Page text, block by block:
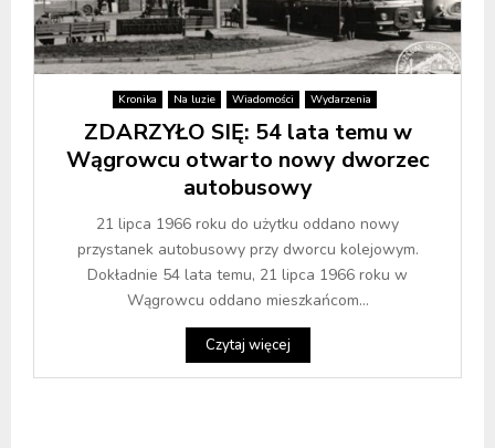
Kronika Na luzie Wiadomości Wydarzenia
ZDARZYŁO SIĘ: 54 lata temu w
Wągrowcu otwarto nowy dworzec
autobusowy
21 lipca 1966 roku do użytku oddano nowy
przystanek autobusowy przy dworcu kolejowym.
Dokładnie 54 lata temu, 21 lipca 1966 roku w
Wągrowcu oddano mieszkańcom...
Czytaj więcej